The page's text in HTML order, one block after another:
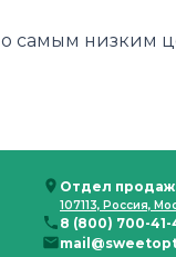
самым низким
Отдел
107113, Россия,
8 (800) 700-41-